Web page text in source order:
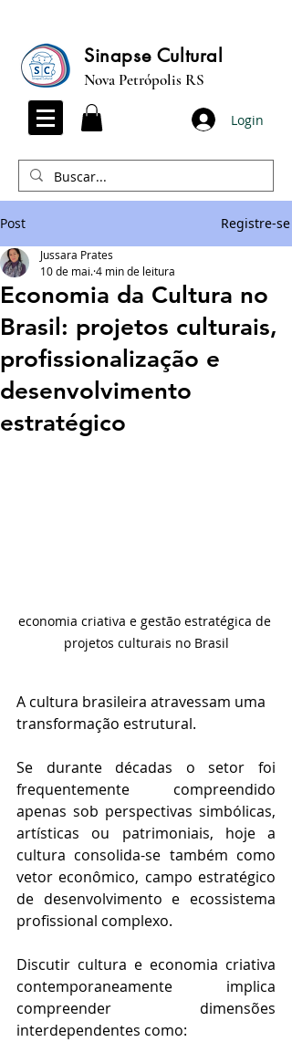
Sinapse Cultural
Nova Petrópolis RS
Login
Post Registre-se
Economia da Cultura no
Brasil: projetos culturais,
profissionalização e
desenvolvimento
estratégico
Jussara Prates
10 de mai.4 min de leitura
economia criativa e gestão estratégica de
projetos culturais no Brasil
A cultura brasileira atravessam uma
transformação estrutural.
Se durante décadas o setor foi
frequentemente compreendido
apenas sob perspectivas simbólicas,
artísticas ou patrimoniais, hoje a
cultura consolida-se também como
vetor econômico, campo estratégico
de desenvolvimento e ecossistema
profissional complexo.
Discutir cultura e economia criativa
contemporaneamente implica
compreender dimensões
interdependentes como: